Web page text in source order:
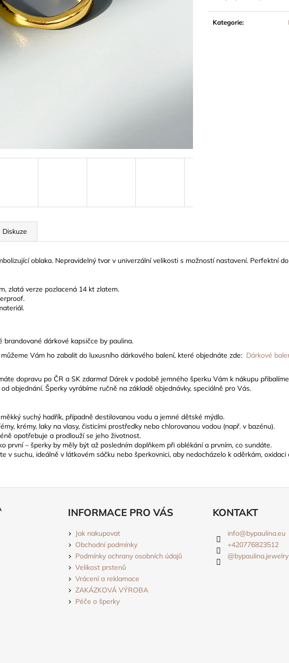
Kategorie:
Diskuze
oblaka. Nepravidelný tvar v univerzální velikosti s možností nastavení. Perfektní
zlatá verze pozlacená 14 kt zlatem.
brandované dárkové kapsičce by paulina.
Vám ho zabalit do luxusního dárkového balení, které objednáte zde: Dárkové
dopravu po ČR a SK zdarma! Dárek v podobě jemného šperku Vám k nákupu
objednání. Šperky vyrábíme ručně na základě objednávky, speciálně pro Vás.
suchý hadřík, případně destilovanou vodu a jemné dětské mýdlo.
krémy, laky na vlasy, čisticími prostředky nebo chlorovanou vodou (např. v bazénu).
opotřebuje a prodlouží se jeho životnost.
první – šperky by měly být až posledním doplňkem při oblékání a prvním, co sundáte.
v suchu, ideálně v látkovém sáčku nebo šperkovnici, aby nedocházelo k oděrkám,
INFORMACE PRO VÁS
Jak nakupovat
Obchodní podmínky
Podmínky ochrany osobních údajů
Velikost prstenů
Vrácení a reklamace
ZAKÁZKOVÁ VÝROBA
Péče o šperky
KONTAKT
info@bypaulina.eu
+420776823512
@bypaulina.jewelry